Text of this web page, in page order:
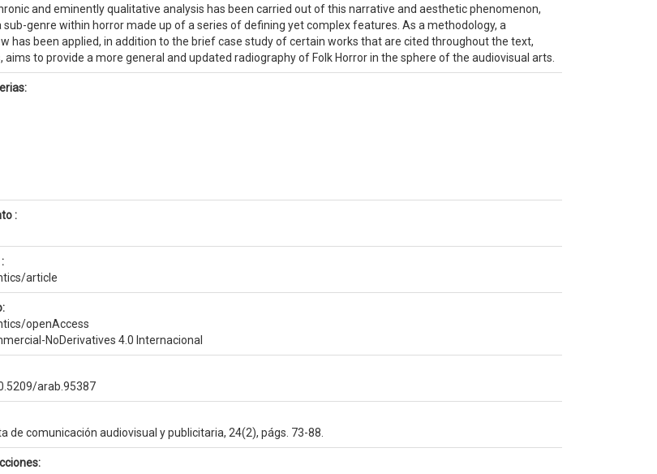
and eminently qualitative analysis has been carried out of this narrative and aesthetic phenomenon,
sub-genre within horror made up of a series of defining yet complex features. As a methodology, a
has been applied, in addition to the brief case study of certain works that are cited throughout the text,
aims to provide a more general and updated radiography of Folk Horror in the sphere of the audiovisual arts.
:
article
openAccess
NoDerivatives 4.0 Internacional
arab.95387
de comunicación audiovisual y publicitaria, 24(2), págs. 73-88.